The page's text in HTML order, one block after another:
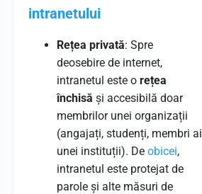
intranetului
Rețea privată: Spre
deosebire de internet,
intranetul este o rețea
închisă și accesibilă doar
membrilor unei organizații
(angajați, studenți, membri ai
unei instituții). De obicei,
intranetul este protejat de
parole și alte măsuri de